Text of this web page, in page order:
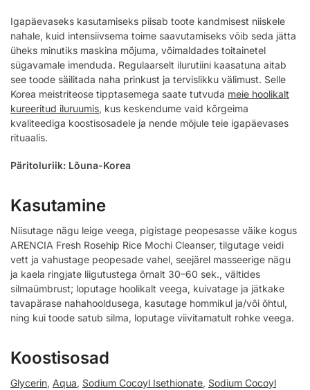
Igapäevaseks kasutamiseks piisab toote kandmisest niiskele
nahale, kuid intensiivsema toime saavutamiseks võib seda jätta
üheks minutiks maskina mõjuma, võimaldades toitainetel
sügavamale imenduda. Regulaarselt ilurutiini kaasatuna aitab
see toode säilitada naha prinkust ja tervislikku välimust. Selle
Korea meistriteose tipptasemega saate tutvuda meie hoolikalt
kureeritud iluruumis, kus keskendume vaid kõrgeima
kvaliteediga koostisosadele ja nende mõjule teie igapäevases
rituaalis.
Päritoluriik: Lõuna-Korea
Kasutamine
Niisutage nägu leige veega, pigistage peopesasse väike kogus
ARENCIA Fresh Rosehip Rice Mochi Cleanser, tilgutage veidi
vett ja vahustage peopesade vahel, seejärel masseerige nägu
ja kaela ringjate liigutustega õrnalt 30–60 sek., vältides
silmaümbrust; loputage hoolikalt veega, kuivatage ja jätkake
tavapärase nahahooldusega, kasutage hommikul ja/või õhtul,
ning kui toode satub silma, loputage viivitamatult rohke veega.
Koostisosad
Glycerin, Aqua, Sodium Cocoyl Isethionate, Sodium Cocoyl